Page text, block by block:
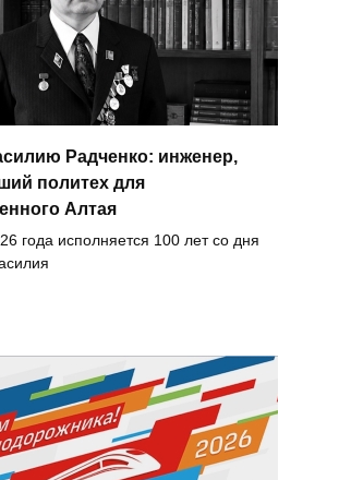
Радченко: инженер,
политех для
Алтая
года исполняется 100 лет со дня